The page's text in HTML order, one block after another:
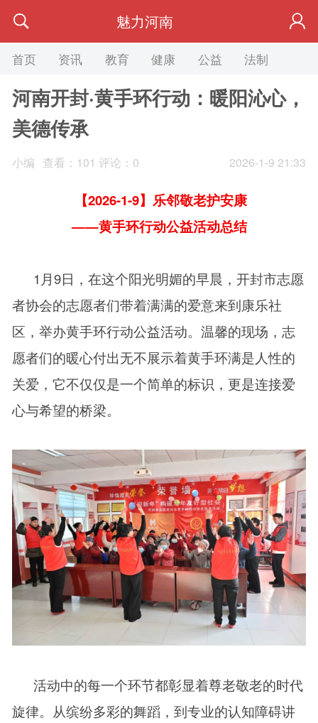
魅力河南
首页 资讯 教育 健康 公益 法制
河南开封·黄手环行动：暖阳沁心，
美德传承
2026-1-9 21:33
小编 查看： 101 评论：0
【2026-1-9】乐邻敬老护安康
——黄手环行动公益活动总结
1月9日，在这个阳光明媚的早晨，开封市志愿
者协会的志愿者们带着满满的爱意来到康乐社
区，举办黄手环行动公益活动。温馨的现场，志
愿者们的暖心付出无不展示着黄手环满是人性的
关爱，它不仅仅是一个简单的标识，更是连接爱
心与希望的桥梁。
活动中的每一个环节都彰显着尊老敬老的时代
旋律。从缤纷多彩的舞蹈，到专业的认知障碍讲